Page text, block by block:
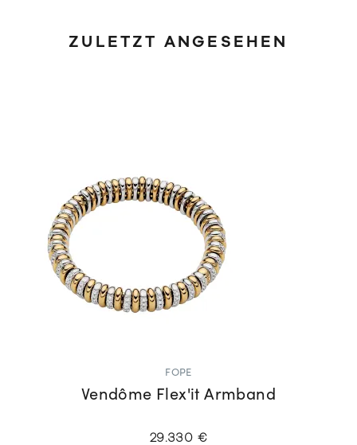
ZULETZT ANGESEHEN
FOPE
Vendôme Flex'it Armband
29.330 €